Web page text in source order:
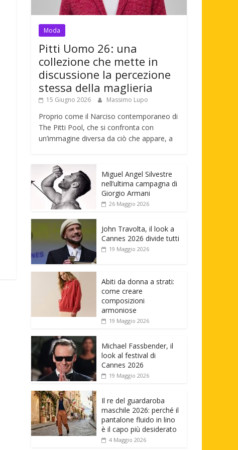
Moda
Pitti Uomo 26: una
collezione che mette in
discussione la percezione
stessa della maglieria
15 Giugno 2026 Massimo Lupo
Proprio come il Narciso contemporaneo di
The Pitti Pool, che si confronta con
un’immagine diversa da ciò che appare, a
Miguel Angel Silvestre
nell’ultima campagna di
Giorgio Armani
26 Maggio 2026
John Travolta, il look a
Cannes 2026 divide tutti
19 Maggio 2026
Abiti da donna a strati:
come creare
composizioni
armoniose
19 Maggio 2026
Michael Fassbender, il
look al festival di
Cannes 2026
19 Maggio 2026
Il re del guardaroba
maschile 2026: perché il
pantalone fluido in lino
è il capo più desiderato
4 Maggio 2026